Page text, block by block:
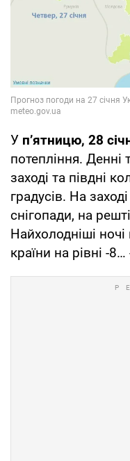
У п’ятницю, 28
потепління. Денні
заході та півдні
градусів. На
снігопади, на
Найхолодніші
країни на рівні -